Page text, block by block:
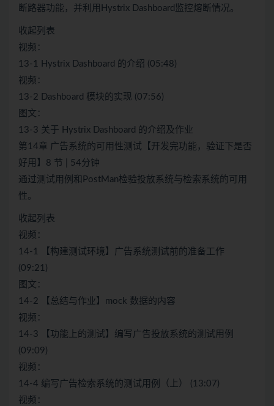
断路器功能，并利用Hystrix Dashboard监控熔断情况。
收起列表
视频：
13-1 Hystrix Dashboard 的介绍 (05:48)
视频：
13-2 Dashboard 模块的实现 (07:56)
图文：
13-3 关于 Hystrix Dashboard 的介绍及作业
第14章 广告系统的可用性测试【开发完功能，验证下是否
好用】8 节 | 54分钟
通过测试用例和PostMan检验投放系统与检索系统的可用
性。
收起列表
视频：
14-1 【构建测试环境】广告系统测试前的准备工作
(09:21)
图文：
14-2 【总结与作业】mock 数据的内容
视频：
14-3 【功能上的测试】编写广告投放系统的测试用例
(09:09)
视频：
14-4 编写广告检索系统的测试用例（上） (13:07)
视频：